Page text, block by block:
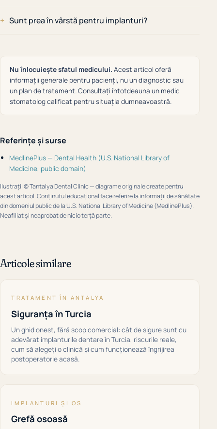
Sunt prea în vârstă pentru implanturi?
Nu înlocuiește sfatul medicului. Acest articol oferă
informații generale pentru pacienți, nu un diagnostic sau
un plan de tratament. Consultați întotdeauna un medic
stomatolog calificat pentru situația dumneavoastră.
Referințe și surse
MedlinePlus — Dental Health (U.S. National Library of
Medicine, public domain)
Ilustrații © Tantalya Dental Clinic — diagrame originale create pentru
acest articol. Conținutul educațional face referire la informații de sănătate
din domeniul public de la U.S. National Library of Medicine (MedlinePlus).
Neafiliat și neaprobat de nicio terță parte.
Articole similare
TRATAMENT ÎN ANTALYA
Siguranța în Turcia
Un ghid onest, fără scop comercial: cât de sigure sunt cu
adevărat implanturile dentare în Turcia, riscurile reale,
cum să alegeți o clinică și cum funcționează îngrijirea
postoperatorie acasă.
IMPLANTURI ȘI OS
Grefă osoasă